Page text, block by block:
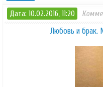
Дата: 10.02.2016, 11:20
Любовь и брак.